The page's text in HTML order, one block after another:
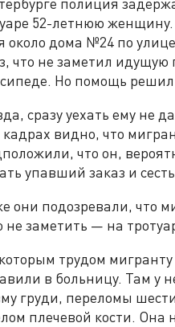
52-летнюю
около дома №24 по
что не заметил идущую
Но помощь
сразу уехать ему не
видно, что
что он,
упавший заказ и
они подозревали, что
не заметить — на
трудом
в больницу. Там у
груди, переломы
плечевой кости. Она